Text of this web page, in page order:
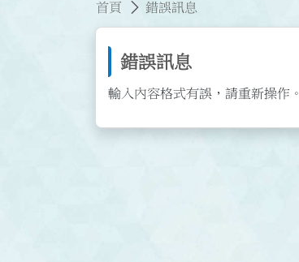
首頁 錯誤訊息
錯誤訊息
輸入內容格式有誤，請重新操作。